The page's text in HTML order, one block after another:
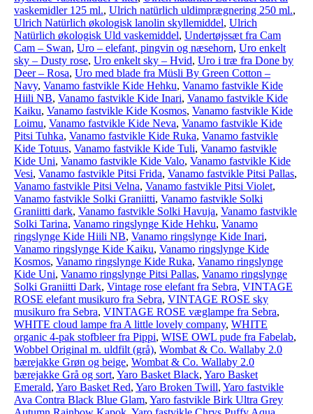
vaskemidler 125 ml., Ulrich natürlich uldimprægnering 250 ml.,
Ulrich Natürlich økologisk lanolin skyllemiddel, Ulrich
Natürlich økologisk Uld vaskemiddel, Undertøjssæt fra Cam
Cam – Swan, Uro – elefant, pingvin og næsehorn, Uro enkelt
sky – Dusty rose, Uro enkelt sky – Hvid, Uro i træ fra Done by
Deer – Rosa, Uro med blade fra Müsli By Green Cotton –
Navy, Vanamo fastvikle Kide Hehku, Vanamo fastvikle Kide
Hiili NB, Vanamo fastvikle Kide Inari, Vanamo fastvikle Kide
Kaiku, Vanamo fastvikle Kide Kosmos, Vanamo fastvikle Kide
Loimu, Vanamo fastvikle Kide Neva, Vanamo fastvikle Kide
Pitsi Tuhka, Vanamo fastvikle Kide Ruka, Vanamo fastvikle
Kide Totuus, Vanamo fastvikle Kide Tuli, Vanamo fastvikle
Kide Uni, Vanamo fastvikle Kide Valo, Vanamo fastvikle Kide
Vesi, Vanamo fastvikle Pitsi Frida, Vanamo fastvikle Pitsi Pallas,
Vanamo fastvikle Pitsi Velna, Vanamo fastvikle Pitsi Violet,
Vanamo fastvikle Solki Graniitti, Vanamo fastvikle Solki
Graniitti dark, Vanamo fastvikle Solki Havuja, Vanamo fastvikle
Solki Tarina, Vanamo ringslynge Kide Hehku, Vanamo
ringslynge Kide Hiili NB, Vanamo ringslynge Kide Inari,
Vanamo ringslynge Kide Kaiku, Vanamo ringslynge Kide
Kosmos, Vanamo ringslynge Kide Ruka, Vanamo ringslynge
Kide Uni, Vanamo ringslynge Pitsi Pallas, Vanamo ringslynge
Solki Graniitti Dark, Vintage rose elefant fra Sebra, VINTAGE
ROSE elefant musikuro fra Sebra, VINTAGE ROSE sky
musikuro fra Sebra, VINTAGE ROSE væglampe fra Sebra,
WHITE cloud lampe fra A little lovely company, WHITE
organic 4-pak stofbleer fra Pippi, WISE OWL pude fra Fabelab,
Wobbel Original m. uldfilt (grå), Wombat & Co. Wallaby 2.0
bærejakke Grøn og beige, Wombat & Co. Wallaby 2.0
bærejakke Grå og sort, Yaro Basket Black, Yaro Basket
Emerald, Yaro Basket Red, Yaro Broken Twill, Yaro fastvikle
Ava Contra Black Blue Glam, Yaro fastvikle Birk Ultra Grey